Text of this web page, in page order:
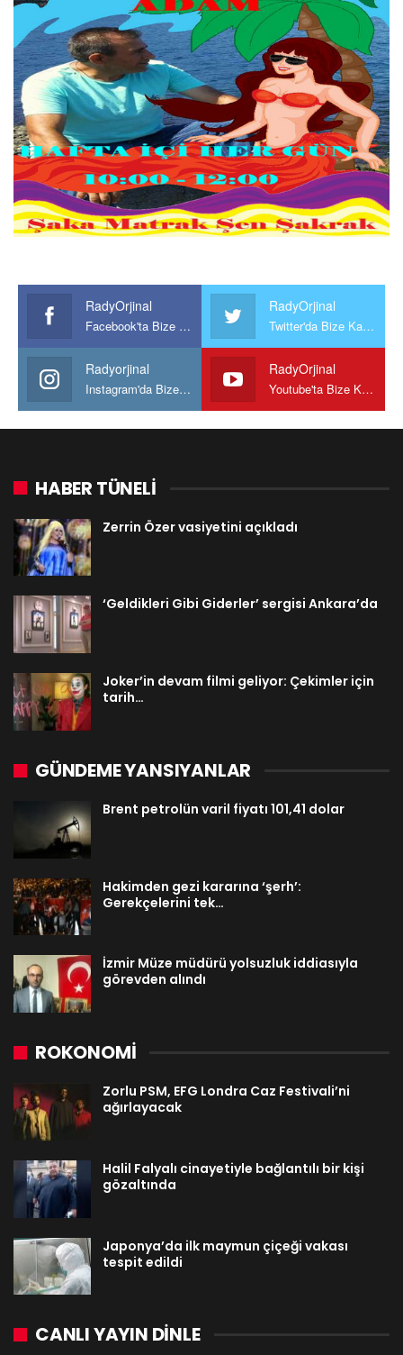
RadyOrjinal
Facebook'ta Bize Katılın
RadyOrjinal
Twitter'da Bize Katılın
Radyorjinal
Instagram'da Bize katılın
RadyOrjinal
Youtube'ta Bize Katılın
HABER TÜNELİ
Zerrin Özer vasiyetini açıkladı
‘Geldikleri Gibi Giderler’ sergisi Ankara’da
Joker’in devam filmi geliyor: Çekimler için
tarih…
GÜNDEME YANSIYANLAR
Brent petrolün varil fiyatı 101,41 dolar
Hakimden gezi kararına ‘şerh’:
Gerekçelerini tek…
İzmir Müze müdürü yolsuzluk iddiasıyla
görevden alındı
ROKONOMİ
Zorlu PSM, EFG Londra Caz Festivali’ni
ağırlayacak
Halil Falyalı cinayetiyle bağlantılı bir kişi
gözaltında
Japonya’da ilk maymun çiçeği vakası
tespit edildi
CANLI YAYIN DINLE